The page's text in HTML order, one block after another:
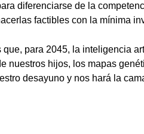
diferenciarse de la
factibles con la mínima
que, para 2045, la inteligencia
nuestros hijos, los mapas
desayuno y nos hará la